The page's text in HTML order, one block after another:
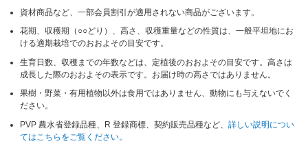
資材商品など、一部会員割引が適用されない商品がございます。
花期、収穫期（○○どり）、高さ、収穫重量などの性質は、一般平坦地にお
ける適期栽培でのおおよその目安です。
生育日数、収穫までの年数などは、定植後のおおよその目安です。高さは
成長した際のおおよその表示です。お届け時の高さではありません。
果樹・野菜・有用植物以外は食用ではありません、動物にも与えないでく
ださい。
PVP 農水省登録品種、R 登録商標、契約販売品種など、詳しい説明につい
てはこちらをご覧ください。